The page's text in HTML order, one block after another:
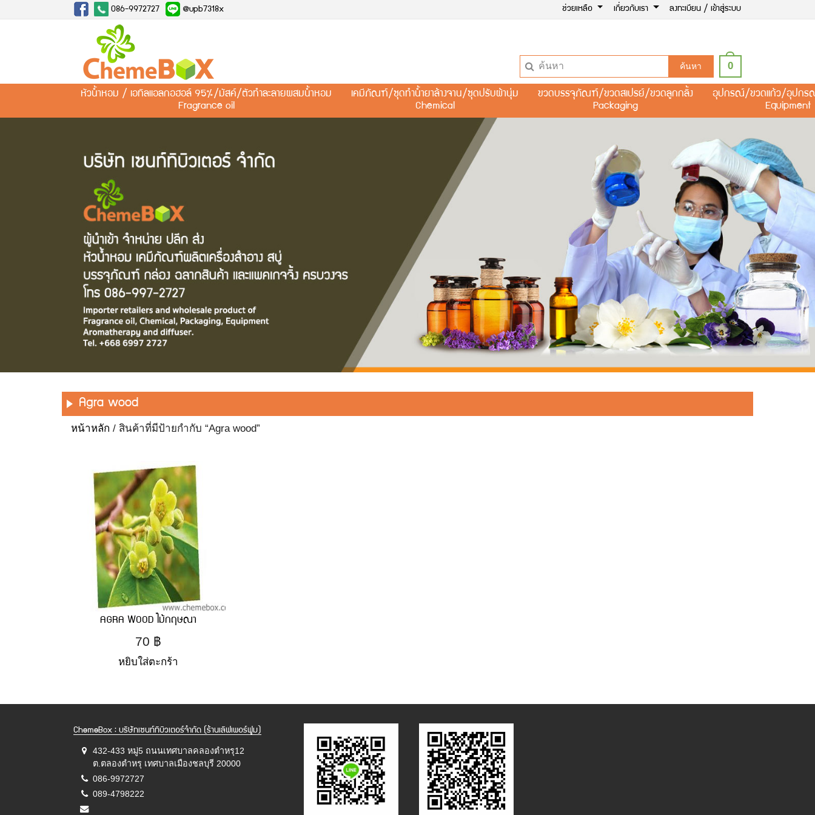
086-9972727 @upb7318x ช่วยเหลือ เกี่ยวกับเรา ลงทะเบียน / เข้าสู่ระบบ
ค้นหา 0
หัวน้ำหอม / เอทิลแอลกอฮอล์ 95%/มัสค์/ตัวทำละลายผสมน้ำหอม
Fragrance oil
เคมีภัณฑ์/ชุดทำน้ำยาล้างจาน/ชุดปรับผ้านุ่ม
Chemical
ขวดบรรจุภัณฑ์/ขวดสเปรย์/ขวดลูกกลิ้ง
Packaging
อุปกรณ์/ขวดแก้ว/อุปกร
Equipment
Agra wood
หน้าหลัก / สินค้าที่มีป้ายกำกับ “Agra wood”
AGRA WOOD ไม้กฤษณา
70 ฿
หยิบใส่ตะกร้า
ChemeBox : บริษัทเซนท์ทิบิวเตอร์จำกัด (ร้านเลิฟเพอร์ฟูม)
432-433 หมู่5 ถนนเทศบาลคลองตำหรุ12
ต.ตลองตำหรุ เทศบาลเมืองชลบุรี 20000
086-9972727
089-4798222